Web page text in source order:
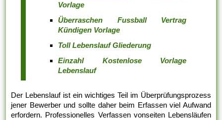
Vorlage
Überraschen Fussball Vertrag
Kündigen Vorlage
Toll Lebenslauf Gliederung
Einzahl Kostenlose Vorlage
Lebenslauf
Der Lebenslauf ist ein wichtiges Teil im Überprüfungsprozess
jener Bewerber und sollte daher beim Erfassen viel Aufwand
erfordern. Professionelles Verfassen vonseiten Lebensläufen